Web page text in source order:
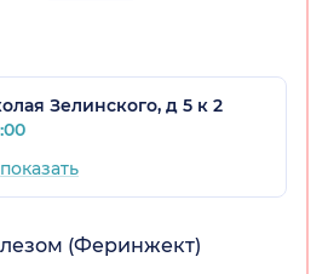
Зелинского, д 5 к 2
показать
(Феринжект)